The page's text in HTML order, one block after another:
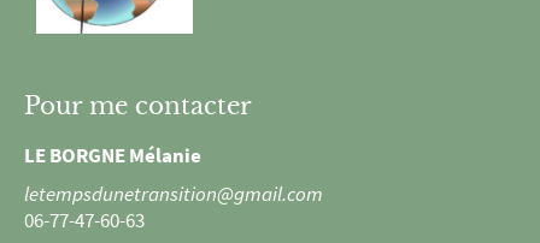
Pour me contacter
LE BORGNE Mélanie
letempsdunetransition@gmail.com
06-77-47-60-63